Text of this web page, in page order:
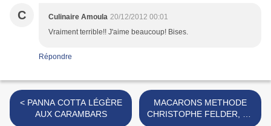
C Culinaire Amoula 20/12/2012 00:01
Vraiment terrible!! J'aime beaucoup! Bises.
Répondre
< PANNA COTTA LÉGÈRE
AUX CARAMBARS
MACARONS METHODE
CHRISTOPHE FELDER, AU